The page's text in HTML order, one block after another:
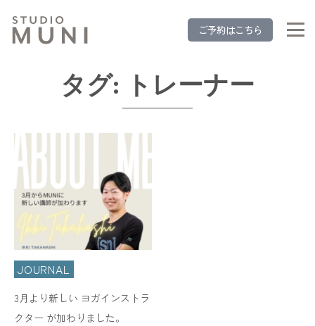
ご予約はこちら
タグ: トレーナー
JOURNAL
3月より新しい ヨガインストラ
クター が加わりました。